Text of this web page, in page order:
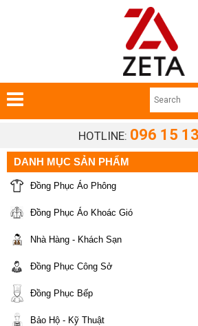
HOTLINE: 096 15
DANH MỤC SẢN PHẨM
Đồng Phục Áo Phông
Đồng Phục Áo Khoác Gió
Nhà Hàng - Khách Sạn
Đồng Phục Công Sở
Đồng Phục Bếp
Bảo Hộ - Kỹ Thuật